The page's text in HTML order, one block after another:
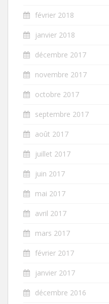
février 2018
janvier 2018
décembre 2017
novembre 2017
octobre 2017
septembre 2017
août 2017
juillet 2017
juin 2017
mai 2017
avril 2017
mars 2017
février 2017
janvier 2017
décembre 2016